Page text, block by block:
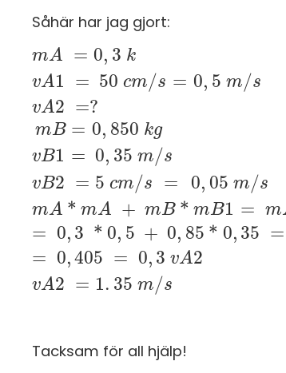
Såhär har jag gjort:
mA = 0, 3 k
vA1 = 50 cm/s = 0, 5 m/s
vA2 =?
mB = 0, 850 kg
vB1 = 0, 35 m/s
vB2 = 5 cm/s = 0, 05 m/s
mA * mA + mB * mB1 = m
= 0, 3 * 0, 5 + 0, 85 * 0, 35 =
= 0, 405 = 0, 3 vA2
vA2 = 1. 35 m/s
mA = 0, 3 k vA 1 =
Tacksam för all hjälp!